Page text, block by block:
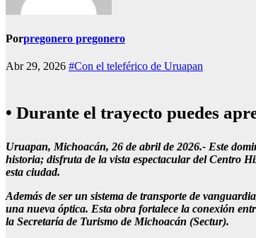
Porpregonero pregonero
Abr 29, 2026 #Con el teleférico de Uruapan
• Durante el trayecto puedes
Uruapan, Michoacán, 26 de abril de 2026.- Este
historia; disfruta de la vista espectacular del Centro
esta ciudad.
Además de ser un sistema de transporte de
una nueva óptica. Esta obra fortalece la conexión
la Secretaría de Turismo de Michoacán (Sectur).